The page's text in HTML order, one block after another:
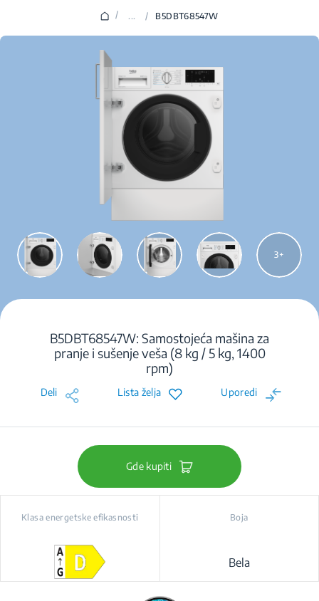
/ ... / B5DBT68547W
3
B5DBT68547W: Samostojeća mašina za
pranje i sušenje veša (8 kg / 5 kg, 1400
rpm)
Deli Lista želja Uporedi
Gde kupiti
Klasa energetske efikasnosti Boja
Bela